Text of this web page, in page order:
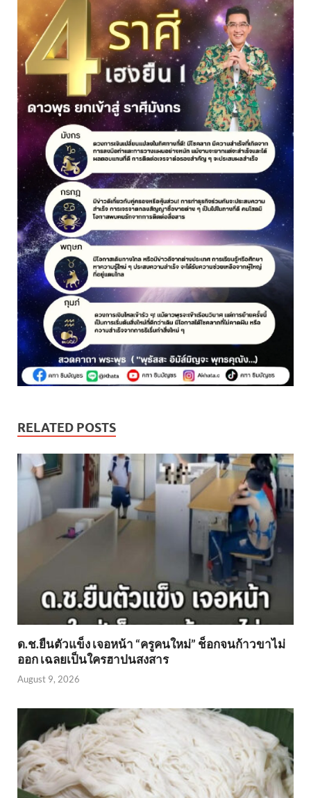
RELATED POSTS
ด.ช.ยืนตัวแข็ง เจอหน้า “ครูคนใหม่” ช็อกจนก้าวขาไม่
ออก เฉลยเป็นใครฮาปนสงสาร
August 9, 2026